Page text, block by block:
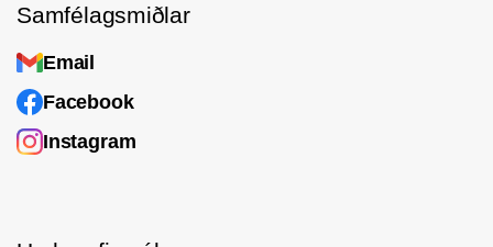
Samfélagsmiðlar
Email
Facebook
Instagram